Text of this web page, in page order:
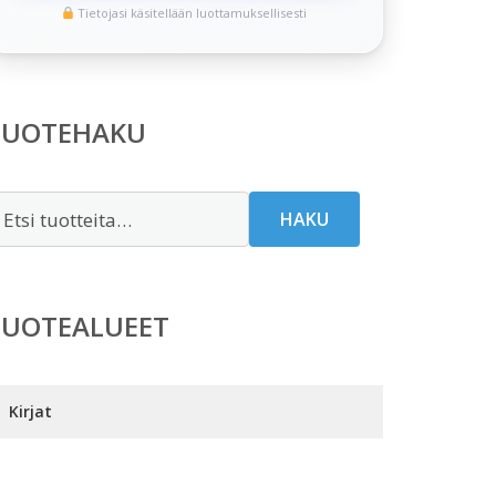
Tietojasi käsitellään luottamuksellisesti
HAKU
Kirjat